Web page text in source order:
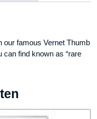
our famous Vernet Thumb
can find known as “rare